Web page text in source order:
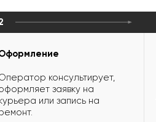
консультирует,
заявку на
или запись на